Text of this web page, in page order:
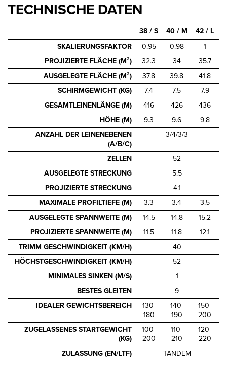
TECHNISCHE DATEN
38 / S 40 / M
42 / L
SKALIERUNGSFAKTOR
0.95 0.98
1
PROJIZIERTE FLÄCHE (M²)
32.3 34
35.7
AUSGELEGTE FLÄCHE (M²)
37.8 39.8
41.8
SCHIRMGEWICHT (KG)
7.4 7.5
7.9
GESAMTLEINENLÄNGE (M)
416 426
436
HÖHE (M)
9.3 9.6
9.8
ANZAHL DER LEINENEBENEN
(A/B/C)
3/4/3/3
ZELLEN
52
AUSGELEGTE STRECKUNG
5.5
PROJIZIERTE STRECKUNG
4.1
MAXIMALE PROFILTIEFE (M)
3.3 3.4
3.5
AUSGELEGTE SPANNWEITE (M)
14.5 14.8
15.2
PROJIZIERTE SPANNWEITE (M)
11.5 11.8
12.1
TRIMM GESCHWINDIGKEIT (KM/H)
40
HÖCHSTGESCHWINDIGKEIT (KM/H)
52
MINIMALES SINKEN (M/S)
1
BESTES GLEITEN
9
IDEALER GEWICHTSBEREICH
130-
180
140-
190
150-
200
ZUGELASSENES STARTGEWICHT
(KG)
100-
200
110-
210
120-
220
ZULASSUNG (EN/LTF)
TANDEM